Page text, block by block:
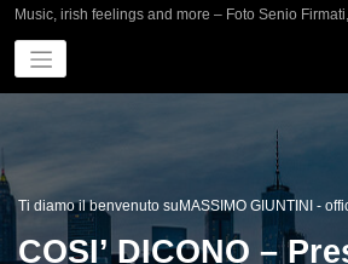
Music, irish feelings and more – Foto Senio
Ti diamo il benvenuto suMASSIMO GIUNTINI -
COSI’ DICONO –